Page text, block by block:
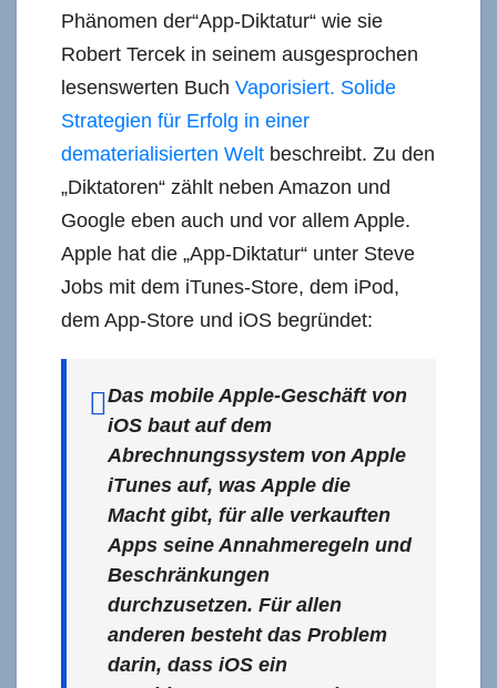
Phänomen der“App-Diktatur“ wie sie
Robert Tercek in seinem ausgesprochen
lesenswerten Buch Vaporisiert. Solide
Strategien für Erfolg in einer
dematerialisierten Welt beschreibt. Zu den
„Diktatoren“ zählt neben Amazon und
Google eben auch und vor allem Apple.
Apple hat die „App-Diktatur“ unter Steve
Jobs mit dem iTunes-Store, dem iPod,
dem App-Store und iOS begründet:
Das mobile Apple-Geschäft von
iOS baut auf dem
Abrechnungssystem von Apple
iTunes auf, was Apple die
Macht gibt, für alle verkauften
Apps seine Annahmeregeln und
Beschränkungen
durchzusetzen. Für allen
anderen besteht das Problem
darin, dass iOS ein